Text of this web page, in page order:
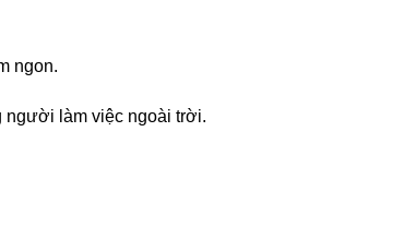
ngon.
người làm việc ngoài trời.